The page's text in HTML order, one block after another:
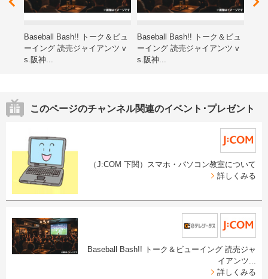
Baseball Bash!! トーク＆ビュ
ーイング 読売ジャイアンツ v
s.阪神...
Baseball Bash!! トーク＆ビュ
ーイング 読売ジャイアンツ v
s.阪神...
このページのチャンネル関連のイベント･プレゼント
（J:COM 下関）スマホ・パソコン教室について
詳しくみる
Baseball Bash!! トーク＆ビューイング 読売ジャ
イアンツ...
詳しくみる